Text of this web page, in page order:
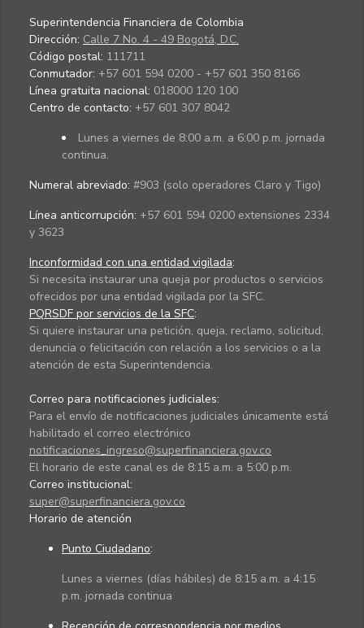
Superintendencia Financiera de Colombia
Dirección: Calle 7 No. 4 - 49 Bogotá, D.C.
Código postal: 111711
Conmutador: +57 601 594 0200 - +57 601 350 8166
Línea gratuita nacional: 018000 120 100
Centro de contacto: +57 601 307 8042
Lunes a viernes de 8:00 a.m. a 6:00 p.m. jornada
continua.
Numeral abreviado: #903 (solo operadores Claro y Tigo)
Línea anticorrupción: +57 601 594 0200 extensiones 2334
y 3623
Inconformidad con una entidad vigilada:
Si necesita instaurar una queja por productos o servicios
ofrecidos por una entidad vigilada por la SFC.
PQRSDF por servicios de la SFC:
Si quiere instaurar una petición, queja, reclamo, solicitud,
denuncia o felicitación con relación a los servicios o a la
atención de esta Superintendencia.
Correo para notificaciones judiciales:
Para el envío de notificaciones judiciales únicamente está
habilitado el correo electrónico
notificaciones_ingreso@superfinanciera.gov.co
El horario de este canal es de 8:15 a.m. a 5:00 p.m.
Correo institucional:
super@superfinanciera.gov.co
Horario de atención
Punto Ciudadano:
Lunes a viernes (días hábiles) de 8:15 a.m. a 4:15
p.m. jornada continua